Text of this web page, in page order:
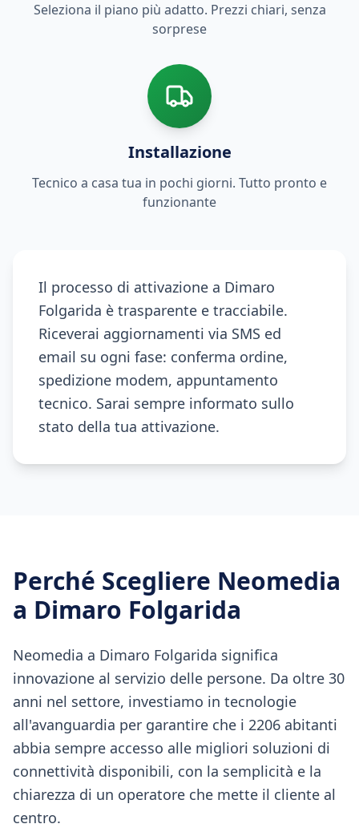
Seleziona il piano più adatto. Prezzi chiari, senza
sorprese
Installazione
Tecnico a casa tua in pochi giorni. Tutto pronto e
funzionante
Il processo di attivazione a Dimaro
Folgarida è trasparente e tracciabile.
Riceverai aggiornamenti via SMS ed
email su ogni fase: conferma ordine,
spedizione modem, appuntamento
tecnico. Sarai sempre informato sullo
stato della tua attivazione.
Perché Scegliere Neomedia
a Dimaro Folgarida
Neomedia a Dimaro Folgarida significa
innovazione al servizio delle persone. Da oltre 30
anni nel settore, investiamo in tecnologie
all'avanguardia per garantire che i 2206 abitanti
abbia sempre accesso alle migliori soluzioni di
connettività disponibili, con la semplicità e la
chiarezza di un operatore che mette il cliente al
centro.